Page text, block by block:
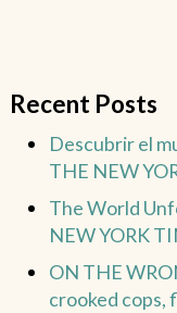
Recent Posts
Descubrir el
THE NEW
The World
NEW YORK
ON THE
crooked cops,